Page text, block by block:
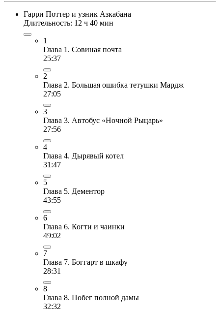
Гарри Поттер и узник Азкабана
Длительность: 12 ч 40 мин
1
Глава 1. Совиная почта
25:37
2
Глава 2. Большая ошибка тетушки Мардж
27:05
3
Глава 3. Автобус «Ночной Рыцарь»
27:56
4
Глава 4. Дырявый котел
31:47
5
Глава 5. Дементор
43:55
6
Глава 6. Когти и чаинки
49:02
7
Глава 7. Боггарт в шкафу
28:31
8
Глава 8. Побег полной дамы
32:32